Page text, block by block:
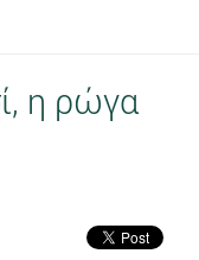
η ρώγα